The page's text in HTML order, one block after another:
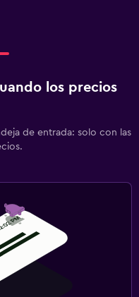
los precios
de entrada: solo con las